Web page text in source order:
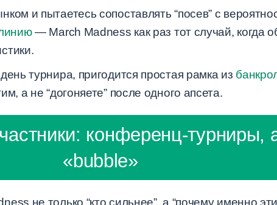
и пытаетесь сопоставлять “посев” с
— March Madness как раз тот случай, когда
турнира, пригодится простая рамка из
а не “догоняете” после одного апсета.
конференц-турниры,
«bubble»
не только “кто сильнее”, а “почему именно